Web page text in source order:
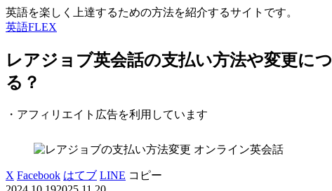
英語を楽しく上達するための方法を紹介するサイトです。
英語FLEX
レアジョブ英会話の支払い方法や変更に
る？
・アフィリエイト広告を利用しています
オンライン英会話
X Facebook はてブ LINE コピー